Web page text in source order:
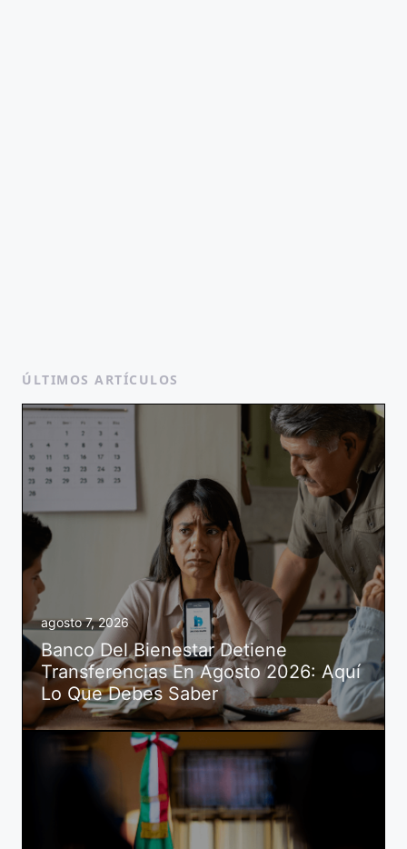
ÚLTIMOS ARTÍCULOS
agosto 7, 2026
Banco Del Bienestar Detiene
Transferencias En Agosto 2026: Aquí
Lo Que Debes Saber